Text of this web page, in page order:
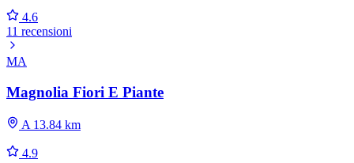
4.6
11 recensioni
MA
Magnolia Fiori E Piante
A 13.84 km
4.9